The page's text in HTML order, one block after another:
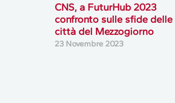
CNS, a FuturHub 2023
confronto sulle sfide delle
città del Mezzogiorno
23 Novembre 2023